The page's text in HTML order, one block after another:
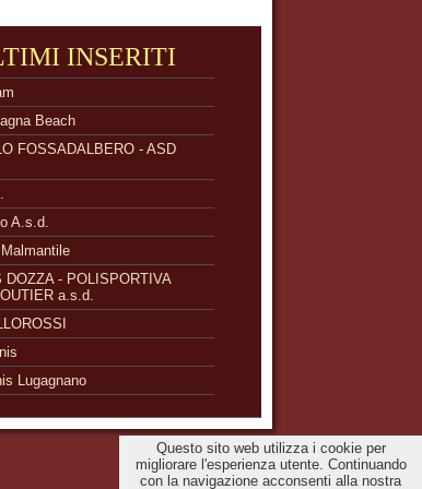
INSERITI
Beach
FOSSADALBERO - ASD
A.s.d.
DOZZA - POLISPORTIVA
a.s.d.
Lugagnano
Questo sito web utilizza i cookie per
migliorare l'esperienza utente. Continuando
con la navigazione acconsenti alla nostra